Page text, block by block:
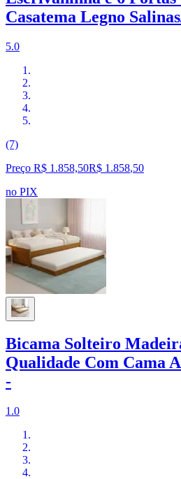
Casatema Legno
5.0
(7)
Preço R$ 1.858,50R$ 1.858,50
no PIX
Bicama Solteiro
Qualidade Com Cama
-
1.0